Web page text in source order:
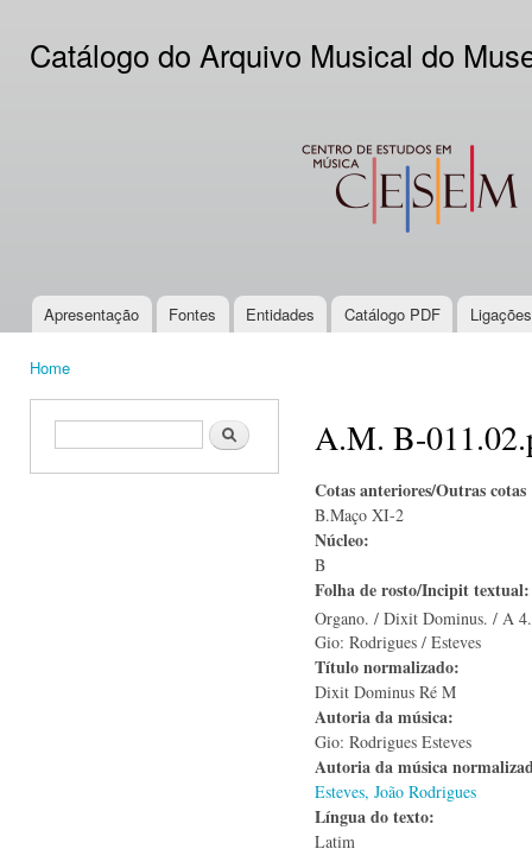
Catálogo do Arquivo Musical do
CESEM
Main menu
Apresentação Fontes Entidades Catálogo PDF
Home
Search form Search A.M. B-
Cotas anteriores/Outras
B.Maço XI-2
Núcleo:
B
Folha de rosto/Incipit
Organo. / Dixit Dominus. / A
Gio: Rodrigues / Esteves
Título normalizado:
Dixit Dominus Ré M
Autoria da música:
Gio: Rodrigues Esteves
Autoria da música
Esteves, João Rodrigues
Língua do texto:
Latim